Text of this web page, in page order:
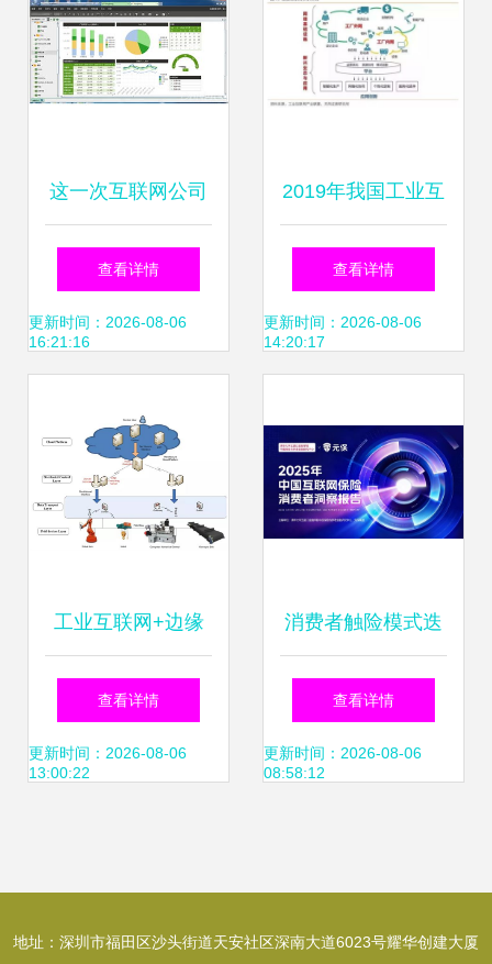
破2亿
这一次互联网公司
又领先了 数据服务
的变革与启示
查看详情
更新时间：2026-08-06
16:21:16
2019年我国工业互
联网产业规模将达
到4800亿元,赋能
查看详情
更新时间：2026-08-06
14:20:17
工业互联网+边缘
计算的相关研究进
展新观察 赋能互联
查看详情
更新时间：2026-08-06
13:00:22
消费者触险模式迭
代 AI重塑保险服务
链条 互联网保险
查看详情
更新时间：2026-08-06
08:58:12
地址：深圳市福田区沙头街道天安社区深南大道6023号耀华创建大厦